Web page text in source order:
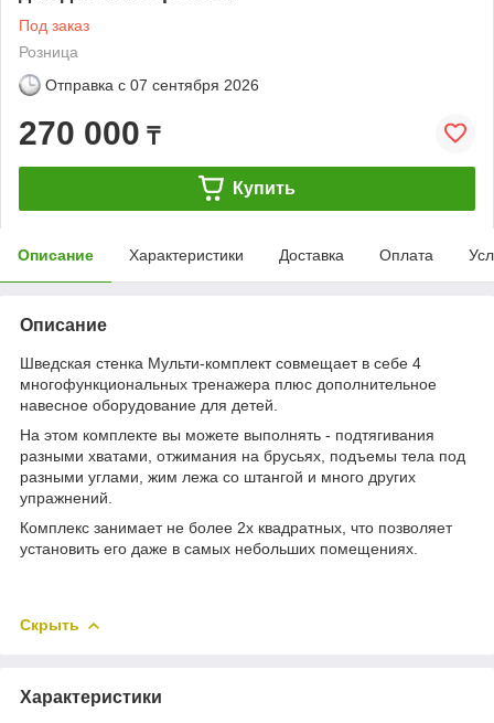
Под заказ
Розница
Отправка с 07 сентября 2026
270 000 ₸
Купить
Описание Характеристики Доставка Оплата
Описание
Шведская стенка Мульти-комплект совмещает в себе 4
многофункциональных тренажера плюс дополнительное
навесное оборудование для детей.
На этом комплекте вы можете выполнять - подтягивания
разными хватами, отжимания на брусьях, подъемы тела под
разными углами, жим лежа со штангой и много других
упражнений.
Комплекс занимает не более 2х квадратных, что позволяет
установить его даже в самых небольших помещениях.
Скрыть
Характеристики